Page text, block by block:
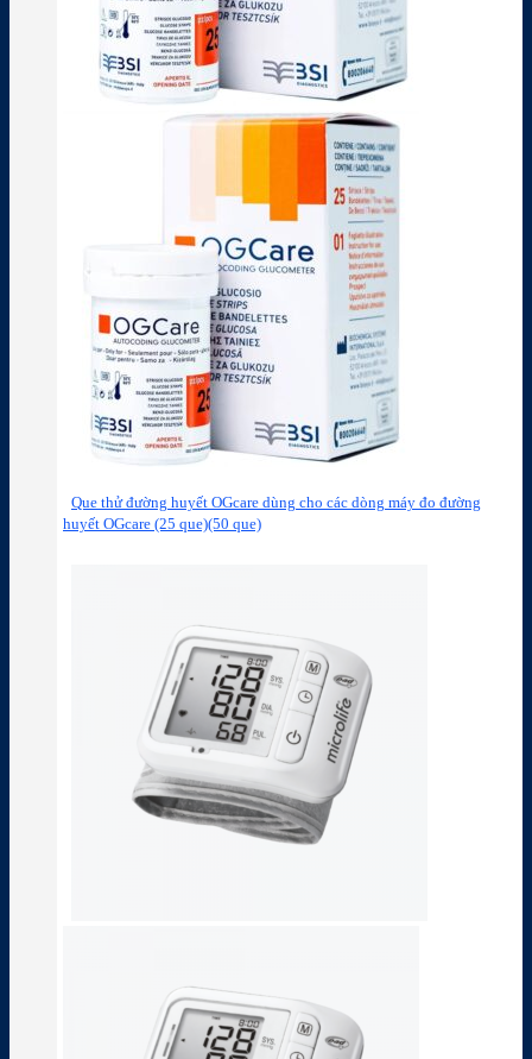
Que thử đường huyết OGcare dùng cho các dòng máy đo đường
huyết OGcare (25 que)(50 que)